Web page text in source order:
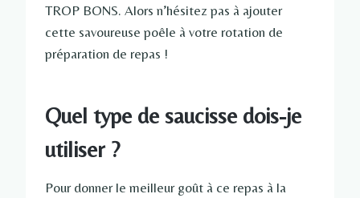
TROP BONS. Alors n’hésitez pas à ajouter
cette savoureuse poêle à votre rotation de
préparation de repas !
Quel type de saucisse dois-je
utiliser ?
Pour donner le meilleur goût à ce repas à la